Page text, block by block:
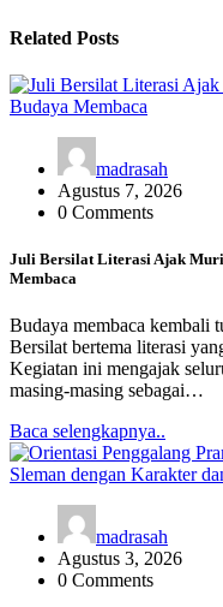
Related Posts
madrasah
Agustus 7, 2026
0 Comments
Juli Bersilat Literasi Ajak
Membaca
Budaya membaca kembali
Bersilat bertema literasi
Kegiatan ini mengajak
masing-masing sebagai…
Baca selengkapnya..
madrasah
Agustus 3, 2026
0 Comments